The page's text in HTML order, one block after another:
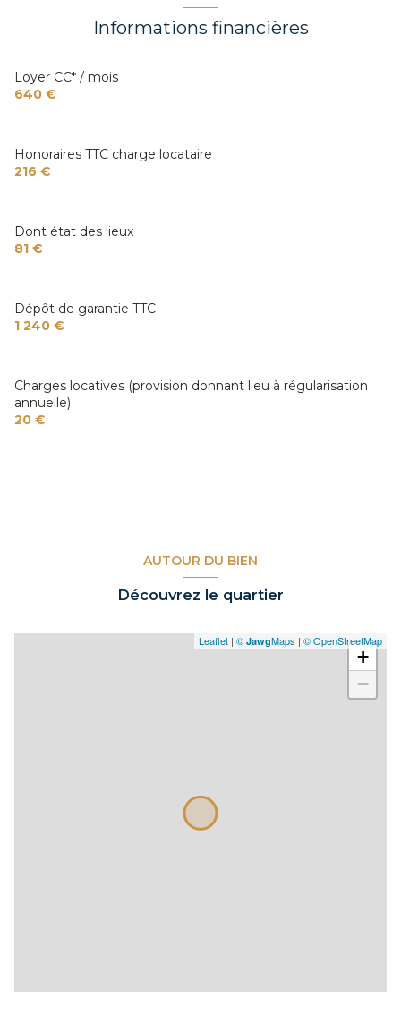
interphone
Informations financières
Loyer CC* / mois
640 €
Honoraires TTC charge locataire
216 €
Dont état des lieux
81 €
Dépôt de garantie TTC
1 240 €
Charges locatives (provision donnant lieu à régularisation
annuelle)
20 €
AUTOUR DU BIEN
Découvrez le quartier
+
−
Leaflet | © JawgMaps | © OpenStreetMap